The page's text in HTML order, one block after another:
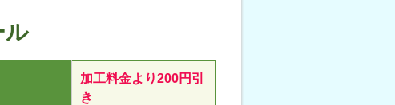
ル
加工料金より200円引
き